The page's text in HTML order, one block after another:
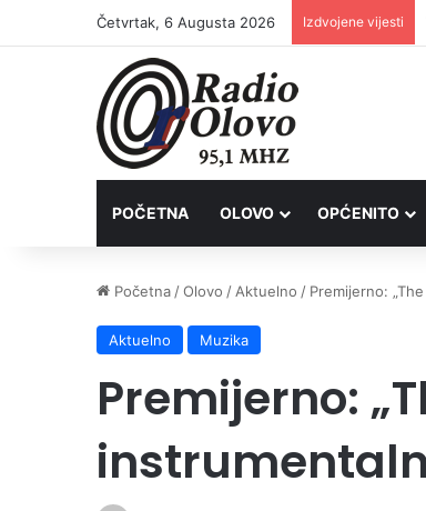
Četvrtak, 6 Augusta 2026 Izdvojene vijesti
POČETNA OLOVO OPĆENITO
Početna /Olovo / Aktuelno / Premijerno:
Aktuelno Muzika
Premijerno: